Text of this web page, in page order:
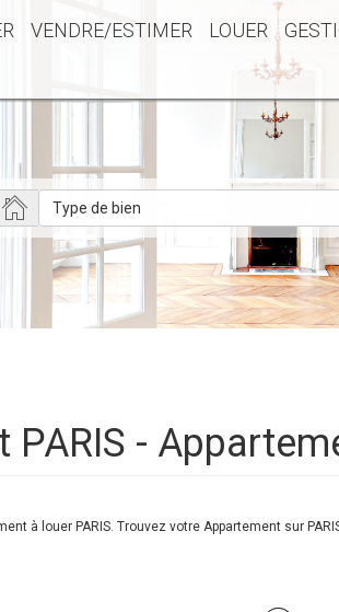
VENDRE/ESTIMER LOUER
Type de bien
PARIS -
à louer PARIS. Trouvez votre Appartement sur